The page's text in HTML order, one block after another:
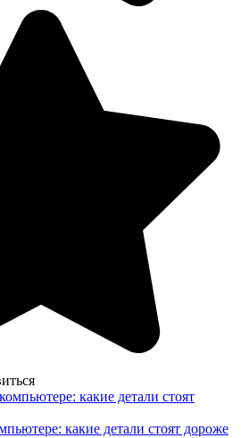
какие детали стоят дороже